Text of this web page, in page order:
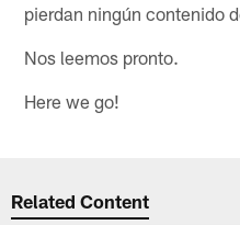
pierdan ningún contenido
Nos leemos pronto.
Here we go!
Related Content